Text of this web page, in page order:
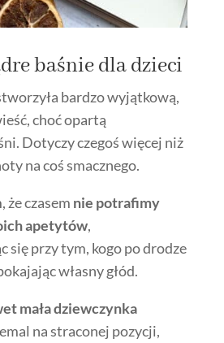
baśniedla dzieci
bardzo wyjątkową,
choć opartą
Dotyczy czegoś więcej niż
na coś smacznego.
że czasem nie potrafimy
apetytów,
się przy tym, kogo po drodze
własny głód.
mała dziewczynka
na straconej pozycji,